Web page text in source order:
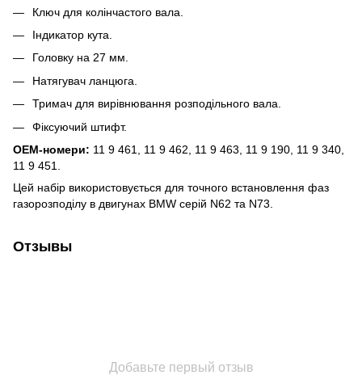
Ключ для колінчастого вала.
Індикатор кута.
Головку на 27 мм.
Натягувач ланцюга.
Тримач для вирівнювання розподільного вала.
Фіксуючий штифт.
OEM-номери: 11 9 461, 11 9 462, 11 9 463, 11 9 190, 11 9 340,
11 9 451.
Цей набір використовується для точного встановлення фаз
газорозподілу в двигунах BMW серій N62 та N73.
Отзывы
Добавьте первый отзыв